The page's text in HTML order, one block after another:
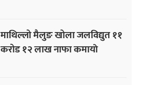
माथिल्लो मैलुङ खोला जलविद्युत ११
करोड १२ लाख नाफा कमायाे